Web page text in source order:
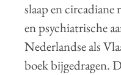
slaap en circadiane
en psychiatrische
Nederlandse als
boek bijgedragen.